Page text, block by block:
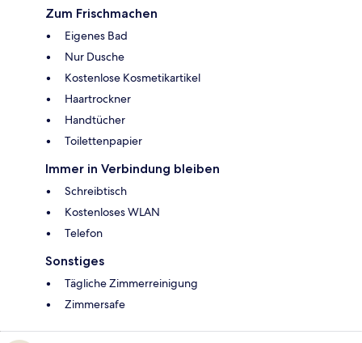
Zum Frischmachen
Eigenes Bad
Nur Dusche
Kostenlose Kosmetikartikel
Haartrockner
Handtücher
Toilettenpapier
Immer in Verbindung bleiben
Schreibtisch
Kostenloses WLAN
Telefon
Sonstiges
Tägliche Zimmerreinigung
Zimmersafe